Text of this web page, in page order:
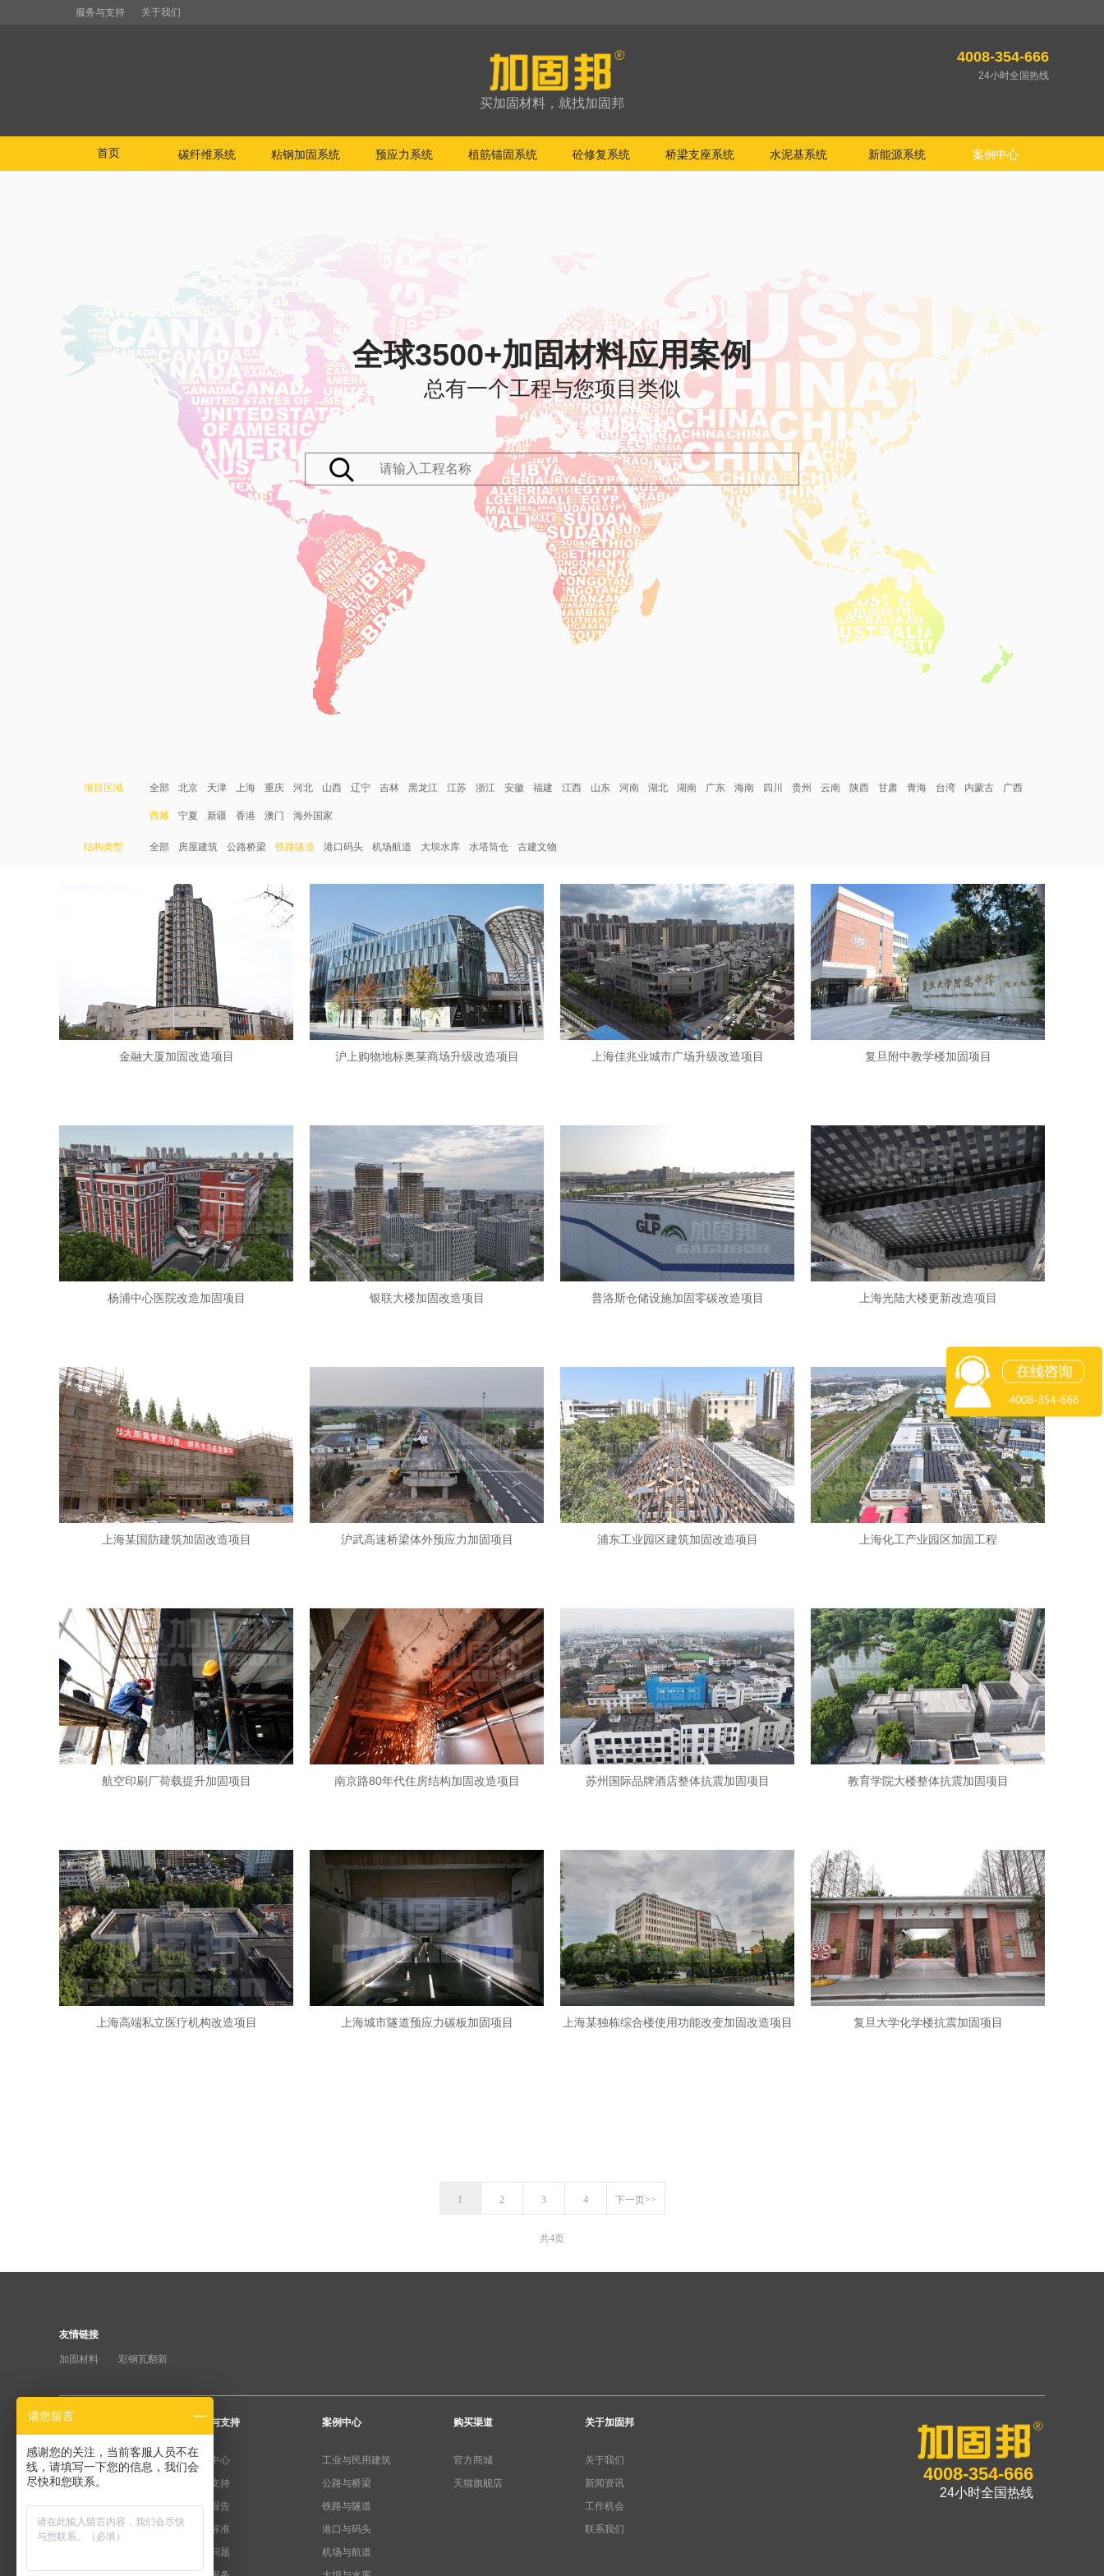
服务与支持 关于我们
买加固材料，就找加固邦
4008-354-666
24小时全国热线
首页 碳纤维系统 粘钢加固系统 预应力系统 植筋锚固系统 砼修复系统 桥梁支座系统 水泥基系统 新能源系统 案例中心
全球3500+加固材料应用案例
总有一个工程与您项目类似
项目区域 全部 北京 天津 上海 重庆 河北 山西 辽宁 吉林 黑龙江 江苏 浙江 安徽 福建 江西 山东 河南 湖北 湖南 广东 海南 四川 贵州 云南 陕西 甘肃 青海 台湾 内蒙古 广西
西藏 宁夏 新疆 香港 澳门 海外国家
结构类型 全部 房屋建筑 公路桥梁 铁路隧道 港口码头 机场航道 大坝水库 水塔筒仓 古建文物
金融大厦加固改造项目 沪上购物地标奥莱商场升级改造项目 上海佳兆业城市广场升级改造项目 复旦附中教学楼加固项目
杨浦中心医院改造加固项目 银联大楼加固改造项目 普洛斯仓储设施加固零碳改造项目 上海光陆大楼更新改造项目
上海某国防建筑加固改造项目 沪武高速桥梁体外预应力加固项目 浦东工业园区建筑加固改造项目 上海化工产业园区加固工程
航空印刷厂荷载提升加固项目 南京路80年代住房结构加固改造项目 苏州国际品牌酒店整体抗震加固项目 教育学院大楼整体抗震加固项目
上海高端私立医疗机构改造项目 上海城市隧道预应力碳板加固项目 上海某独栋综合楼使用功能改变加固改造项目 复旦大学化学楼抗震加固项目
1 2 3 4 下一页>>
共4页
友情链接
加固材料 彩钢瓦翻新
产品分类
纤维加固系统
粘钢加固系统
预应力系统
水泥基系统
服务与支持
下载中心
产品支持
检测报告
规范标准
常见问题
案例中心
工业与民用建筑
公路与桥梁
铁路与隧道
港口与码头
机场与航道
购买渠道
官方商城
天猫旗舰店
关于加固邦
关于我们
新闻资讯
工作机会
联系我们
4008-354-666
24小时全国热线
请您留言
感谢您的关注，当前客服人员不在
线，请填写一下您的信息，我们会
尽快和您联系。